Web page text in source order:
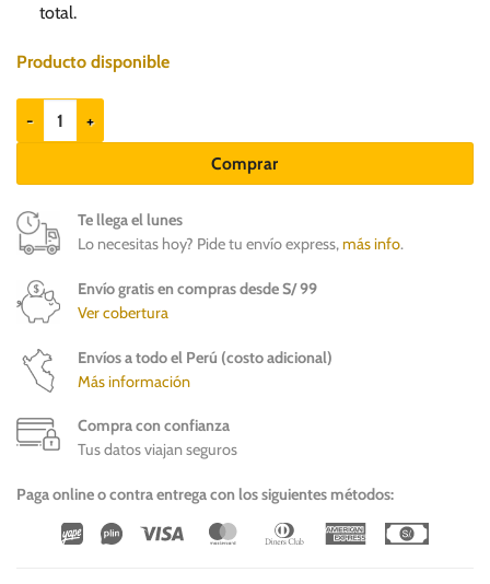
total.
Producto disponible
Furminator dual brush - Cepillo doble para mascotas cantidad
Comprar
Te llega el lunes
Lo necesitas hoy? Pide tu envío express,más info.
Envío gratis en compras desde S/ 99
Ver cobertura
Envíos a todo el Perú (costo adicional)
Más información
Compra con confianza
Tus datos viajan seguros
Paga online o contra entrega con los siguientes métodos:
Wirecard
Vipps Visa MasterCardDinners
American